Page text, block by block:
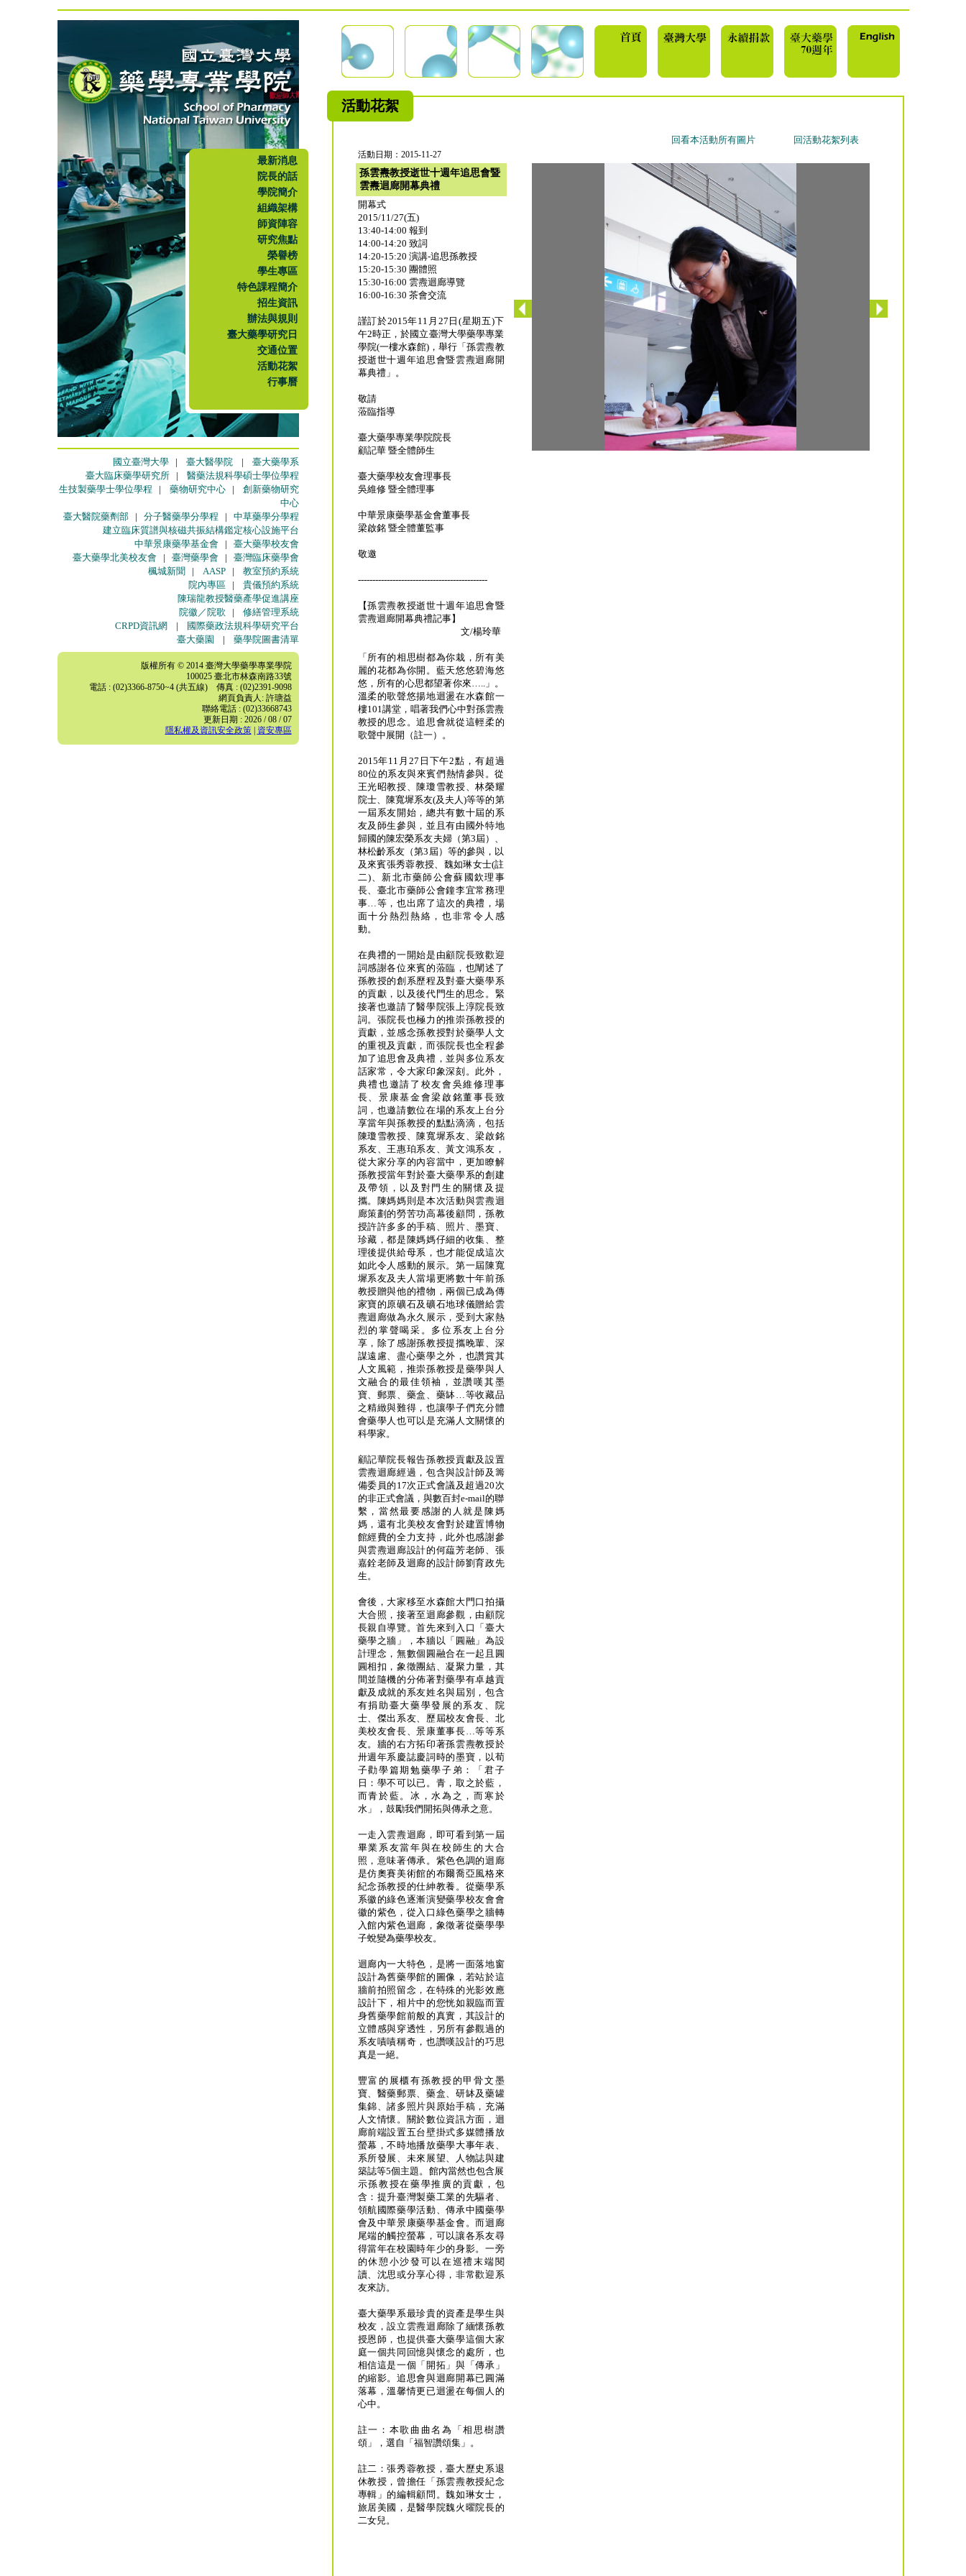
最新消息
院長的話
學院簡介
組織架構
師資陣容
研究焦點
榮譽榜
學生專區
特色課程簡介
招生資訊
辦法與規則
臺大藥學研究日
交通位置
活動花絮
行事曆
國立臺灣大學| 臺大醫學院| 臺大藥學系
臺大臨床藥學研究所| 醫藥法規科學碩士學位學程
生技製藥學士學位學程 | 藥物研究中心| 創新藥物研究
中心
臺大醫院藥劑部| 分子醫藥學分學程 | 中草藥學分學程
建立臨床質譜與核磁共振結構鑑定核心設施平台
中華景康藥學基金會| 臺大藥學校友會
臺大藥學北美校友會| 臺灣藥學會| 臺灣臨床藥學會
楓城新聞 | AASP| 教室預約系統
院內專區| 貴儀預約系統
陳瑞龍教授醫藥產學促進講座
院徽／院歌 | 修繕管理系統
CRPD資訊網 |
國際藥政法規科學研究平台
臺大藥園 | 藥學院圖書清單
版權所有 © 2014 臺灣大學藥學專業學院
100025 臺北市林森南路33號
電話 : (02)3366-8750~4 (共五線) 傳真 : (02)2391-9098
網頁負責人: 許瑭益
聯絡電話 : (02)33668743
更新日期 : 2026 / 08 / 07
隱私權及資訊安全政策| 資安專區
活動花絮
回看本活動所有圖片 回活動花絮列表
活動日期：2015-11-27
孫雲燾教授逝世十週年追思會暨
雲燾迴廊開幕典禮
開幕式
2015/11/27(五)
13:40-14:00 報到
14:00-14:20 致詞
14:20-15:20 演講-追思孫教授
15:20-15:30 團體照
15:30-16:00 雲燾迴廊導覽
16:00-16:30 茶會交流
謹訂於2015年11月27日(星期五)下
午2時正，於國立臺灣大學藥學專業
學院(一樓水森館)，舉行「孫雲燾教
授逝世十週年追思會暨雲燾迴廊開
幕典禮」。
敬請
蒞臨指導
臺大藥學專業學院院長
顧記華 暨全體師生
臺大藥學校友會理事長
吳維修 暨全體理事
中華景康藥學基金會董事長
梁啟銘 暨全體董監事
敬邀
---------------------------------------------
【孫雲燾教授逝世十週年追思會暨
雲燾迴廊開幕典禮記事】
文/楊玲華
「所有的相思樹都為你栽，所有美
麗的花都為你開。藍天悠悠碧海悠
悠，所有的心思都望著你來…..」。
溫柔的歌聲悠揚地迴盪在水森館一
樓101講堂，唱著我們心中對孫雲燾
教授的思念。追思會就從這輕柔的
歌聲中展開（註一）。
2015年11月27日下午2點，有超過
80位的系友與來賓們熱情參與。從
王光昭教授、陳瓊雪教授、林榮耀
院士、陳寬墀系友(及夫人)等等的第
一屆系友開始，總共有數十屆的系
友及師生參與，並且有由國外特地
歸國的陳宏榮系友夫婦（第3屆）、
林松齡系友（第3屆）等的參與，以
及來賓張秀蓉教授、魏如琳女士(註
二)、新北市藥師公會蘇國欽理事
長、臺北市藥師公會鐘李宜常務理
事…等，也出席了這次的典禮，場
面十分熱烈熱絡，也非常令人感
動。
在典禮的一開始是由顧院長致歡迎
詞感謝各位來賓的蒞臨，也闡述了
孫教授的創系歷程及對臺大藥學系
的貢獻，以及後代門生的思念。緊
接著也邀請了醫學院張上淳院長致
詞。張院長也極力的推崇孫教授的
貢獻，並感念孫教授對於藥學人文
的重視及貢獻，而張院長也全程參
加了追思會及典禮，並與多位系友
話家常，令大家印象深刻。此外，
典禮也邀請了校友會吳維修理事
長、景康基金會梁啟銘董事長致
詞，也邀請數位在場的系友上台分
享當年與孫教授的點點滴滴，包括
陳瓊雪教授、陳寬墀系友、梁啟銘
系友、王惠珀系友、黃文鴻系友，
從大家分享的內容當中，更加瞭解
孫教授當年對於臺大藥學系的創建
及帶領，以及對門生的關懷及提
攜。陳媽媽則是本次活動與雲燾迴
廊策劃的勞苦功高幕後顧問，孫教
授許許多多的手稿、照片、墨寶、
珍藏，都是陳媽媽仔細的收集、整
理後提供給母系，也才能促成這次
如此令人感動的展示。第一屆陳寬
墀系友及夫人當場更將數十年前孫
教授贈與他的禮物，兩個已成為傳
家寶的原礦石及礦石地球儀贈給雲
燾迴廊做為永久展示，受到大家熱
烈的掌聲喝采。多位系友上台分
享，除了感謝孫教授提攜晚輩、深
謀遠慮、盡心藥學之外，也讚賞其
人文風範，推崇孫教授是藥學與人
文融合的最佳領袖，並讚嘆其墨
寶、郵票、藥盒、藥缽…等收藏品
之精緻與難得，也讓學子們充分體
會藥學人也可以是充滿人文關懷的
科學家。
顧記華院長報告孫教授貢獻及設置
雲燾迴廊經過，包含與設計師及籌
備委員的17次正式會議及超過20次
的非正式會議，與數百封e-mail的聯
繫，當然最要感謝的人就是陳媽
媽，還有北美校友會對於建置博物
館經費的全力支持，此外也感謝參
與雲燾迴廊設計的何藴芳老師、張
嘉銓老師及迴廊的設計師劉育政先
生。
會後，大家移至水森館大門口拍攝
大合照，接著至迴廊參觀，由顧院
長親自導覽。首先來到入口「臺大
藥學之牆」，本牆以「圓融」為設
計理念，無數個圓融合在一起且圓
圓相扣，象徵團結、凝聚力量，其
間並隨機的分佈著對藥學有卓越貢
獻及成就的系友姓名與屆別，包含
有捐助臺大藥學發展的系友、院
士、傑出系友、歷屆校友會長、北
美校友會長、景康董事長…等等系
友。牆的右方拓印著孫雲燾教授於
卅週年系慶誌慶詞時的墨寶，以荀
子勸學篇期勉藥學子弟：「君子
日：學不可以已。青，取之於藍，
而青於藍。冰，水為之，而寒於
水」，鼓勵我們開拓與傳承之意。
一走入雲燾迴廊，即可看到第一屆
畢業系友當年與在校師生的大合
照，意味著傳承。紫色色調的迴廊
是仿奧賽美術館的布爾喬亞風格來
紀念孫教授的仕紳教養。從藥學系
系徽的綠色逐漸演變藥學校友會會
徽的紫色，從入口綠色藥學之牆轉
入館內紫色迴廊，象徵著從藥學學
子蛻變為藥學校友。
迴廊內一大特色，是將一面落地窗
設計為舊藥學館的圖像，若站於這
牆前拍照留念，在特殊的光影效應
設計下，相片中的您恍如親臨而置
身舊藥學館前般的真實，其設計的
立體感與穿透性，另所有參觀過的
系友嘖嘖稱奇，也讚嘆設計的巧思
真是一絕。
豐富的展櫃有孫教授的甲骨文墨
寶、醫藥郵票、藥盒、研缽及藥罐
集錦、諸多照片與原始手稿，充滿
人文情懷。關於數位資訊方面，迴
廊前端設置五台壁掛式多媒體播放
螢幕，不時地播放藥學大事年表、
系所發展、未來展望、人物誌與建
築誌等5個主題。館內當然也包含展
示孫教授在藥學推廣的貢獻，包
含：提升臺灣製藥工業的先驅者、
領航國際藥學活動、傳承中國藥學
會及中華景康藥學基金會。而迴廊
尾端的觸控螢幕，可以讓各系友尋
得當年在校園時年少的身影。一旁
的休憩小沙發可以在巡禮末端閱
讀、沈思或分享心得，非常歡迎系
友來訪。
臺大藥學系最珍貴的資產是學生與
校友，設立雲燾迴廊除了緬懷孫教
授恩師，也提供臺大藥學這個大家
庭一個共同回憶與懷念的處所，也
相信這是一個「開拓」與「傳承」
的縮影。追思會與迴廊開幕已圓滿
落幕，溫馨情更已迴盪在每個人的
心中。
註一：本歌曲曲名為「相思樹讚
頌」，選自「福智讚頌集」。
註二：張秀蓉教授，臺大歷史系退
休教授，曾擔任「孫雲燾教授紀念
專輯」的編輯顧問。魏如琳女士，
旅居美國，是醫學院魏火曜院長的
二女兒。